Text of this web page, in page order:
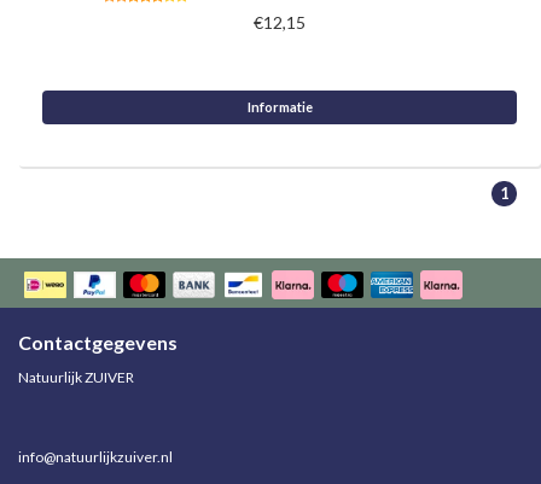
€12,15
Informatie
1
Contactgegevens
Natuurlijk ZUIVER
info@natuurlijkzuiver.nl